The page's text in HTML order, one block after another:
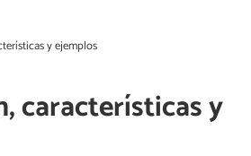
y ejemplos
características y